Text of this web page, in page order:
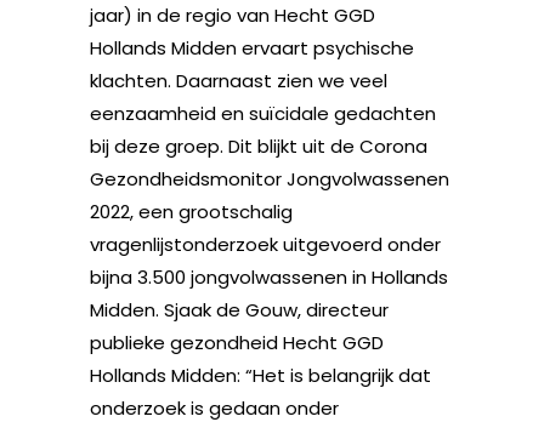
jaar) in de regio van Hecht GGD
Hollands Midden ervaart psychische
klachten. Daarnaast zien we veel
eenzaamheid en suïcidale gedachten
bij deze groep. Dit blijkt uit de Corona
Gezondheidsmonitor Jongvolwassenen
2022, een grootschalig
vragenlijstonderzoek uitgevoerd onder
bijna 3.500 jongvolwassenen in Hollands
Midden. Sjaak de Gouw, directeur
publieke gezondheid Hecht GGD
Hollands Midden: “Het is belangrijk dat
onderzoek is gedaan onder